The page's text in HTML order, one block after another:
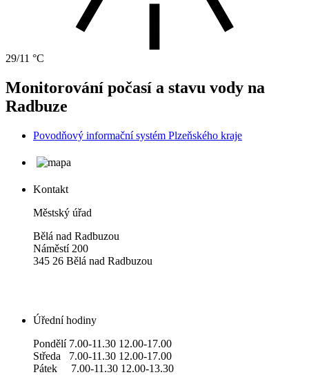
29/11 °C
Monitorování počasí a stavu vody na
Radbuze
Povodňový informační systém Plzeňského kraje
Kontakt
Městský úřad
Bělá nad Radbuzou
Náměstí 200
345 26 Bělá nad Radbuzou
Úřední hodiny
Pondělí 7.00-11.30 12.00-17.00
Středa 7.00-11.30 12.00-17.00
Pátek 7.00-11.30 12.00-13.30